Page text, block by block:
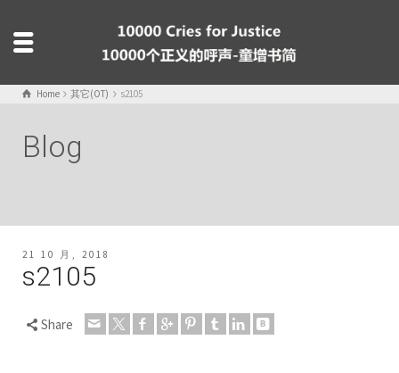
Home 其它(OT) s2105
Blog
21 10 月, 2018
s2105
Share